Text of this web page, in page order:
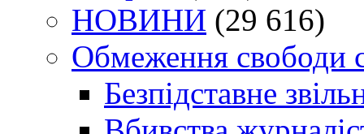
НОВИНИ (29 616)
Обмеження свободи
Безпідставне